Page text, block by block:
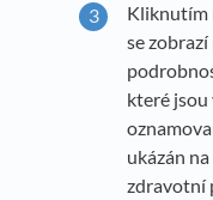
Kliknutím
se
které jsou
ukázán
zdravotní